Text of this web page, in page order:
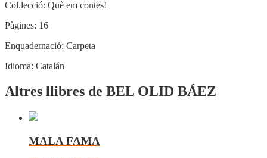
Col.lecció: Què em contes!
Pàgines: 16
Enquadernació: Carpeta
Idioma: Catalán
Altres llibres de BEL OLID BÁEZ
MALA FAMA